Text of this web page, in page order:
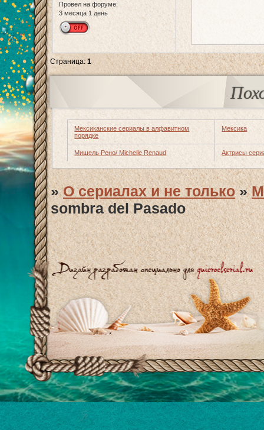
Провел на форуме:
3 месяца 1 день
Страница:1
Мексиканские сериалы в алфавитном
порядке
Мексика
Мишель Рено/ Michelle Renaud Актрисы
»О сериалах и не только »
sombra del Pasado